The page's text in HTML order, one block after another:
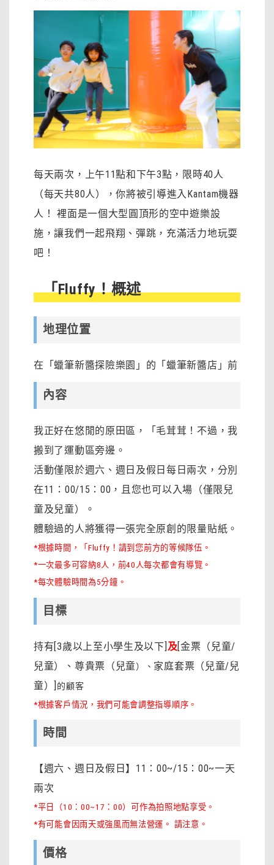
每天兩次，上午11點和下午3點，限時40人
（每天共80人），你將被引導進入Kantam機器
人！ 裡面是一個大型圓頂形的空中遊樂設
施，讓我們一起飛翔、彈跳，充滿活力地玩耍
吧！
「Fluffy！概述
地理位置
在「蠟筆新醬探險樂園」的「蠟筆新醬店」前
內容
我正好在悠閒的原田區，「毛茸茸！不過，我
搬到了運動區旁邊。
活動僅限於週六、週日及假日每日兩次，分別
在11：00/15：00，且您也可以入場（僅限兒
童及兒童）。
體驗過的人將獲得一張完全原創的限量貼紙。
*根據時間，「Fluffy！請到您前方的等候隊伍。
*一次最多可容納8人，前40人每次都會有導覽。
*每次體驗時間為5分鐘。
目標
持有[3歲以上至小學生及以下] 及[金票（兒童/
兒童）、尊貴票（兒童）、 家庭套票（兒童/兒
童）] 的顧客
*根據客戶情況，我們可能會調整指導順序。
時間
【週六、週日及假日】11：00~/15：00~一天
兩次
*平日（10：00~17：00）可作為拍照地點享受。
*有可能會因雨天或強風而無法營運。 請注意。
價格